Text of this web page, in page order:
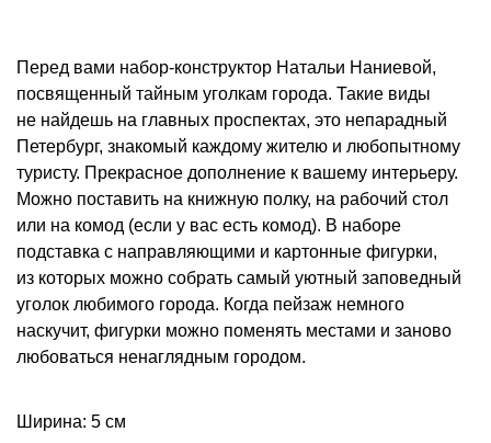
Перед вами набор-конструктор Натальи Наниевой,
посвященный тайным уголкам города. Такие виды
не найдешь на главных проспектах, это непарадный
Петербург, знакомый каждому жителю и любопытному
туристу. Прекрасное дополнение к вашему интерьеру.
Можно поставить на книжную полку, на рабочий стол
или на комод (если у вас есть комод). В наборе
подставка с направляющими и картонные фигурки,
из которых можно собрать самый уютный заповедный
уголок любимого города. Когда пейзаж немного
наскучит, фигурки можно поменять местами и заново
любоваться ненаглядным городом.
Ширина: 5 см